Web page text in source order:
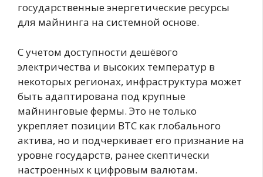
государственные энергетические ресурсы
для майнинга на системной основе.
С учетом доступности дешёвого
электричества и высоких температур в
некоторых регионах, инфраструктура может
быть адаптирована под крупные
майнинговые фермы. Это не только
укрепляет позиции BTC как глобального
актива, но и подчеркивает его признание на
уровне государств, ранее скептически
настроенных к цифровым валютам.